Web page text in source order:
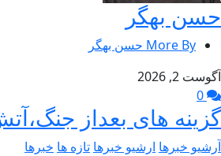
حسن بهگر
More By حسن بهگر
آگوست 2, 2026
گزینه های بعداز
آرشیو خبرها ارشیو خبرها تازه ها خبرها